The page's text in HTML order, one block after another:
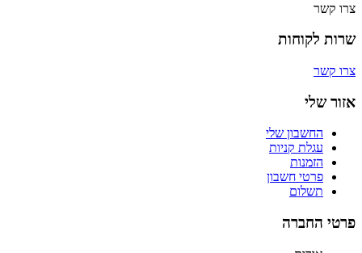
צרו קשר
שרות לקוחות
צרו קשר
אזור שלי
החשבון שלי
עגלת קניות
הזמנות
פרטי חשבון
תשלום
פרטי החברה